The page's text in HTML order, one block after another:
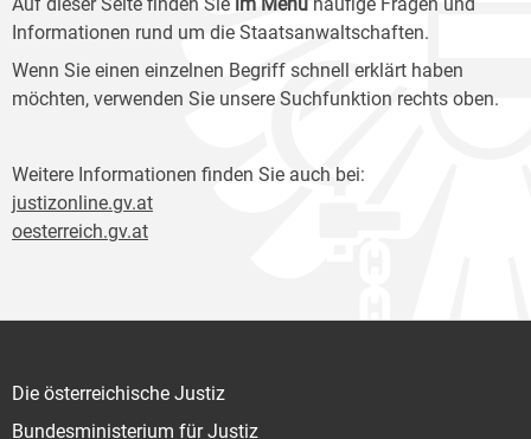
Auf dieser Seite finden Sie im Menü häufige Fragen und
Informationen rund um die Staatsanwaltschaften.
Wenn Sie einen einzelnen Begriff schnell erklärt haben
möchten, verwenden Sie unsere Suchfunktion rechts oben.
Weitere Informationen finden Sie auch bei:
justizonline.gv.at
oesterreich.gv.at
Die österreichische Justiz
Bundesministerium für Justiz